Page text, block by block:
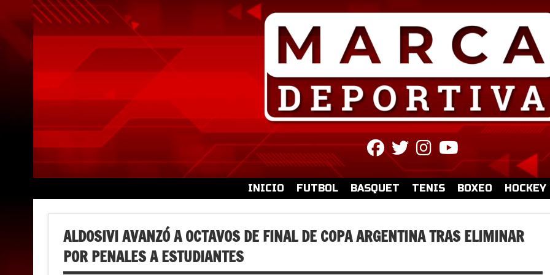
fab
fa-
facebook
fab
fa-
twitter
fab
fa-
instagram
fa-
youtube
INICIO FUTBOL BASQUET TENIS BOXEO HOCKEY
ALDOSIVI AVANZÓ A OCTAVOS DE FINAL DE COPA ARGENTINA TRAS ELIMINAR
POR PENALES A ESTUDIANTES